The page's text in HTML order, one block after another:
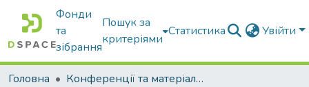
Фонди
та
зібрання
Пошук за
критеріями
Статистика Увійти
Головна
Конференції та матеріали конференцій